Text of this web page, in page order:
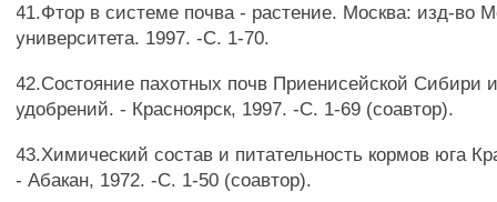
41.Фтор в системе почва - растение. Москва: изд-во
университета. 1997. -С. 1-70.
42.Состояние пахотных почв Приенисейской Сибири
удобрений. - Красноярск, 1997. -С. 1-69 (соавтор).
43.Химический состав и питательность кормов юга
- Абакан, 1972. -С. 1-50 (соавтор).